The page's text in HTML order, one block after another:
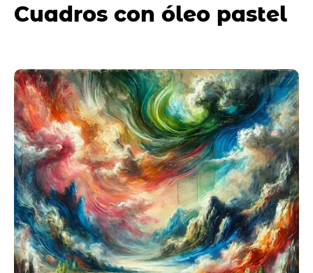
Cuadros con óleo pastel